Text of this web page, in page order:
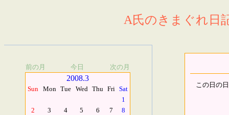
A氏のきまぐれ日
前の月 今日 次の月
2008.3
Sun Mon Tue Wed Thu Fri Sat
1
2
3 4 5 6 7
8
この日の